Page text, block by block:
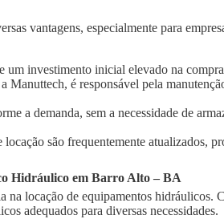
vantagens, especialmente para
um investimento inicial elevado na
Manuttech, é responsável pela
a demanda, sem a necessidade de
locação são frequentemente atualizados,
Hidráulico em Barro Alto – BA
na locação de equipamentos hidráulicos.
adequados para diversas necessidades.